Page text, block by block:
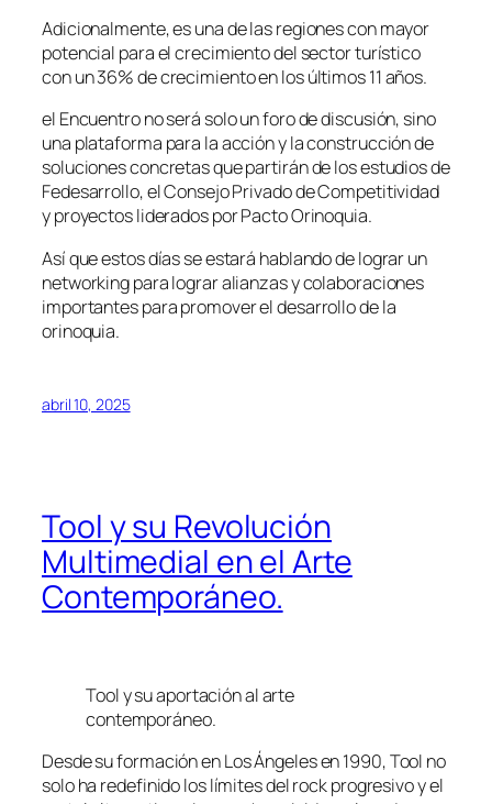
Adicionalmente, es una de las regiones con mayor
potencial para el crecimiento del sector turístico
con un 36% de crecimiento en los últimos 11 años.
el Encuentro no será solo un foro de discusión, sino
una plataforma para la acción y la construcción de
soluciones concretas que partirán de los estudios de
Fedesarrollo, el Consejo Privado de Competitividad
y proyectos liderados por Pacto Orinoquia.
Así que estos días se estará hablando de lograr un
networking para lograr alianzas y colaboraciones
importantes para promover el desarrollo de la
orinoquia.
abril 10, 2025
Tool y su Revolución
Multimedial en el Arte
Contemporáneo.
Tool y su aportación al arte
contemporáneo.
Desde su formación en Los Ángeles en 1990, Tool no
solo ha redefinido los límites del rock progresivo y el